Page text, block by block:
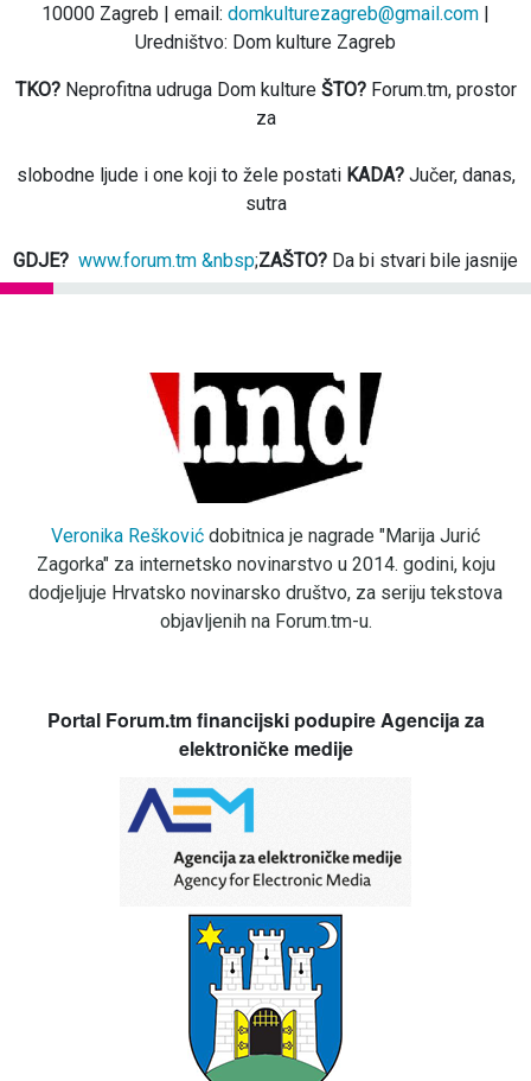
10000 Zagreb | email: domkulturezagreb@gmail.com |
Uredništvo: Dom kulture Zagreb
TKO?Neprofitna udruga Dom kulture ŠTO?Forum.tm, prostor
za
slobodne ljude i one koji to žele postati KADA?Jučer, danas,
sutra
GDJE? www.forum.tm &nbsp;ZAŠTO? Da bi stvari bile jasnije
Veronika Rešković dobitnica je nagrade "Marija Jurić
Zagorka" za internetsko novinarstvo u 2014. godini, koju
dodjeljuje Hrvatsko novinarsko društvo, za seriju tekstova
objavljenih na Forum.tm-u.
Portal Forum.tm financijski podupire Agencija za
elektroničke medije